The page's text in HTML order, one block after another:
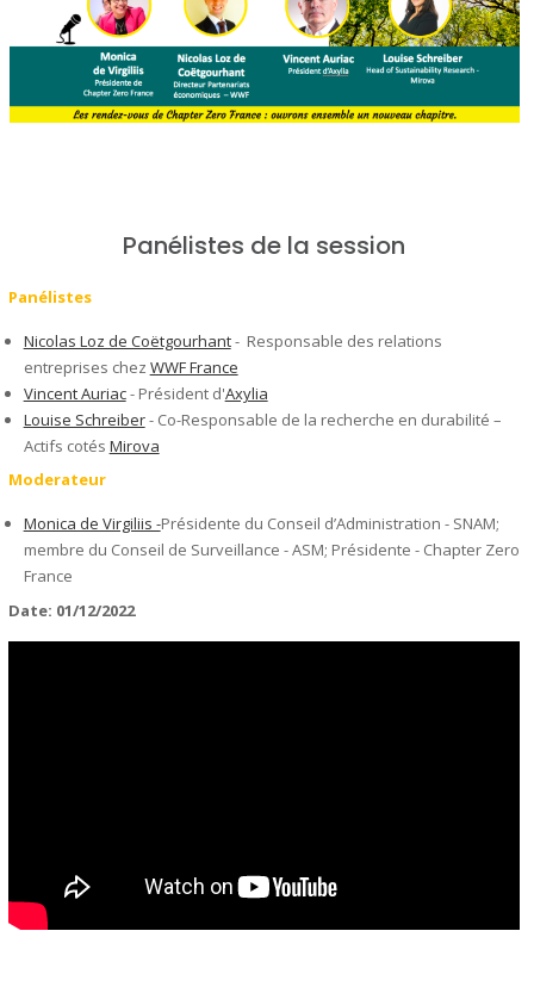
Panélistes de la session
Panélistes
Nicolas Loz de Coëtgourhant- Responsable des relations
entreprises chez WWF France
Vincent Auriac- Président d'Axylia
Louise Schreiber- Co-Responsable de la recherche en durabilité –
Actifs cotés Mirova
Moderateur
Monica de Virgiliis -Présidente du Conseil d’Administration - SNAM;
membre du Conseil de Surveillance - ASM; Présidente - Chapter Zero
France
Date: 01/12/2022